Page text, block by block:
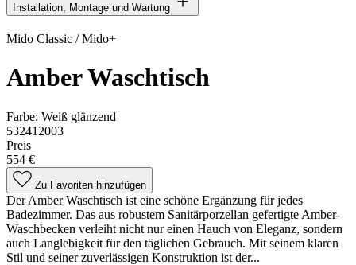
Installation, Montage und Wartung
Mido Classic / Mido+
Amber Waschtisch
Farbe: Weiß glänzend
532412003
Preis
554 €
Zu Favoriten hinzufügen
Der Amber Waschtisch ist eine schöne Ergänzung für jedes
Badezimmer. Das aus robustem Sanitärporzellan gefertigte Amber-
Waschbecken verleiht nicht nur einen Hauch von Eleganz, sondern
auch Langlebigkeit für den täglichen Gebrauch. Mit seinem klaren
Stil und seiner zuverlässigen Konstruktion ist der...